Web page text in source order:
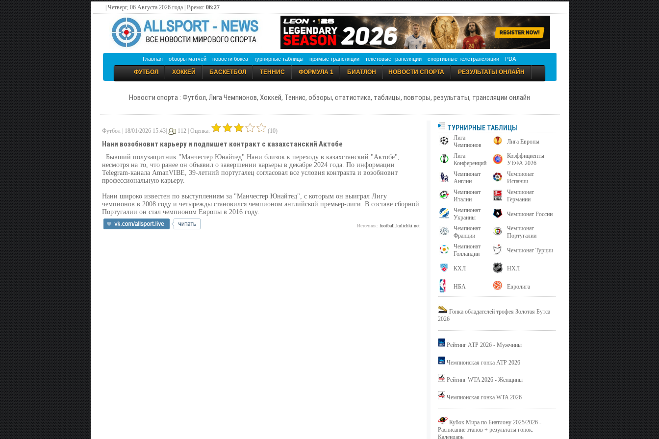
| Четверг, 06 Августа 2026 года | Время: 06:27
Главная обзоры матчей новости бокса турнирные таблицы прямые трансляции текстовые трансляции спортивные телетрансляции PDA
ФУТБОЛ ХОККЕЙ БАСКЕТБОЛ ТЕННИС ФОРМУЛА 1 БИАТЛОН НОВОСТИ СПОРТА РЕЗУЛЬТАТЫ ОНЛАЙН
Новости спорта : Футбол, Лига Чемпионов, Хоккей, Теннис, обзоры, статистика, таблицы, повторы, результаты, трансляции онлайн
Футбол | 18/01/2026 15:43| 112 | Оценка: (10)
Нани возобновит карьеру и подпишет контракт с казахстанский Актобе
Бывший полузащитник "Манчестер Юнайтед" Нани близок к переходу в казахстанский "Актобе",
несмотря на то, что ранее он объявил о завершении карьеры в декабре 2024 года. По информации
Telegram-канала AmanVIBE, 39-летний португалец согласовал все условия контракта и возобновит
профессиональную карьеру.
Нани широко известен по выступлениям за "Манчестер Юнайтед", с которым он выиграл Лигу
чемпионов в 2008 году и четырежды становился чемпионом английской премьер-лиги. В составе сборной
Португалии он стал чемпионом Европы в 2016 году.
Источник: football.kulichki.net
ТУРНИРНЫЕ ТАБЛИЦЫ
Лига
Чемпионов
Лига Европы
Лига
Конференций
Коэффициенты
УЕФА 2026
Чемпионат
Англии
Чемпионат
Испании
Чемпионат
Италии
Чемпионат
Германии
Чемпионат
Украины
Чемпионат России
Чемпионат
Франции
Чемпионат
Португалии
Чемпионат
Голландии
Чемпионат Турции
КХЛ НХЛ
НБА Евролига
Гонка обладателей трофея Золотая Бутса
2026
Рейтинг ATP 2026 - Мужчины
Чемпионская гонка ATP 2026
Рейтинг WTA 2026 - Женщины
Чемпионская гонка WTA 2026
Кубок Мира по Биатлону 2025/2026 -
Расписание этапов + результаты гонок.
Календарь